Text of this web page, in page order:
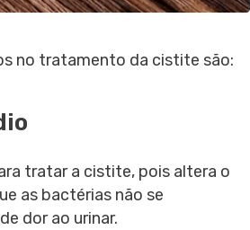
no tratamento da cistite são:
tratar a cistite, pois altera o
as bactérias não se
dor ao urinar.